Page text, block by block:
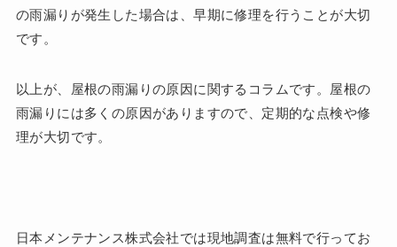
の雨漏りが発生した場合は、早期に修理を行うことが大切
です。
以上が、屋根の雨漏りの原因に関するコラムです。屋根の
雨漏りには多くの原因がありますので、定期的な点検や修
理が大切です。
日本メンテナンス株式会社では現地調査は無料で行ってお